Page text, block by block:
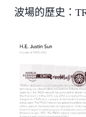
波場的歷史：